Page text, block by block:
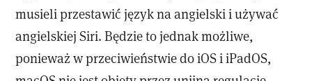
musieli przestawić język na angielski i używać
angielskiej Siri. Będzie to jednak możliwe,
ponieważ w przeciwieństwie do iOS i iPadOS,